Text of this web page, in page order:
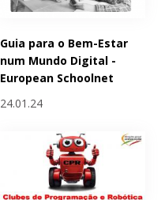
Guia para o Bem-Estar
num Mundo Digital -
European Schoolnet
24.01.24